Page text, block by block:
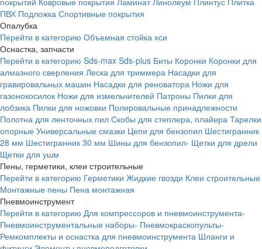
ПВХ Подложка Спортивные покрытия
Опалубка
Перейти в категорию Объемная стойка хси
Оснастка, запчасти
Перейти в категорию Sds-max Sds-plus Биты Коронки Коронки для
алмазного сверления Леска для триммера Насадки для
гравировальных машин Насадки для реноватора Ножи для
газонокосилок Ножи для измельчителей Патроны Пилки для
лобзика Пилки для ножовки Полировальные принадлежности
Полотна для ленточных пил Скобы для степлера, плайера Тарелки
опорные Универсальные смазки Цепи для бензопил Шестигранник
28 мм Шестигранник 30 мм Шины для бензопил- Щетки для дрели
Щетки для ушм
Пены, герметики, клеи строительные
Перейти в категорию Герметики Жидкие гвозди Клеи строительные
Монтажные пены Пена монтажная
Пневмоинструмент
Перейти в категорию Для компрессоров и пневмоинструмента-
Пневмоинструментальные наборы- Пневмокраскопульты-
Ремкомплекты и оснастка для пневмоинструмента Шланги и